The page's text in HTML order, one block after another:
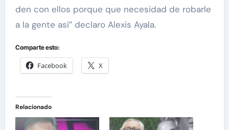
den con ellos porque que necesidad de robarle
a la gente así” declaro Alexis Ayala.
Comparte esto:
Facebook X
Relacionado